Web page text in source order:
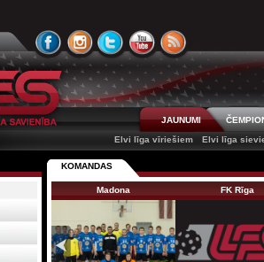
JAUNUMI
Elvi līga vīriešiem
Elvi līga
KOMANDAS
Madona FK Rīga